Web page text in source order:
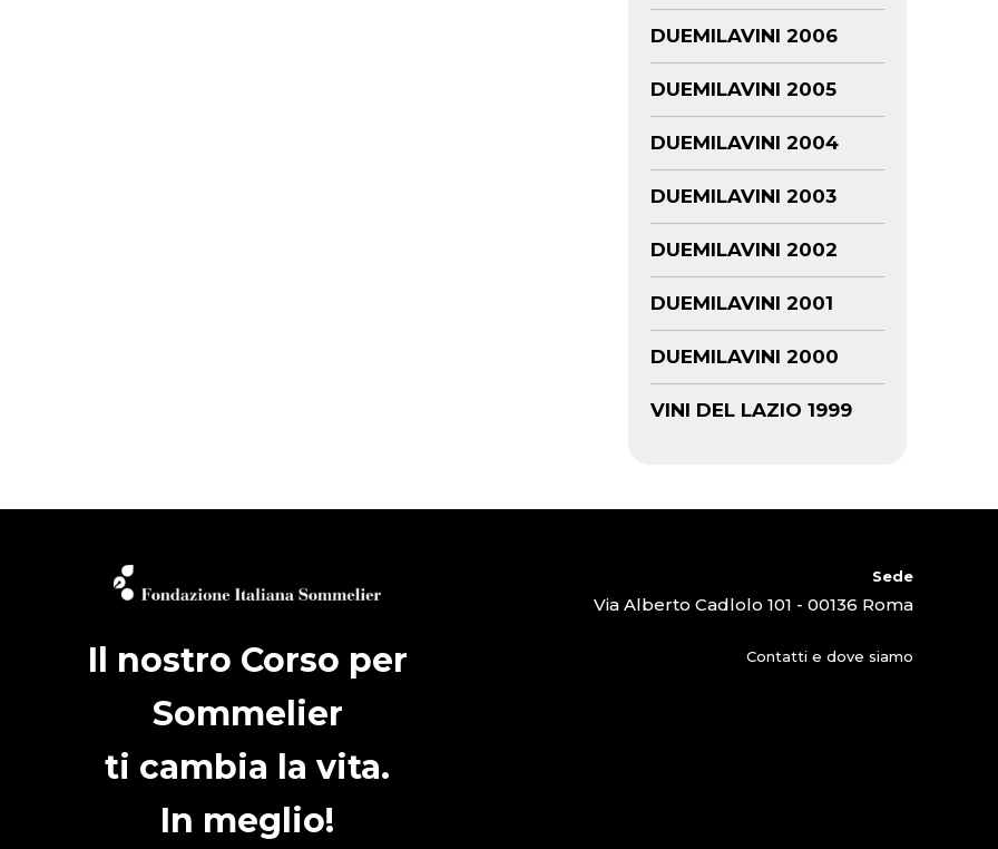
DUEMILAVINI 2006
DUEMILAVINI 2005
DUEMILAVINI 2004
DUEMILAVINI 2003
DUEMILAVINI 2002
DUEMILAVINI 2001
DUEMILAVINI 2000
VINI DEL LAZIO 1999
Il nostro Corso per
Sommelier
ti cambia la vita.
In meglio!
Sede
Via Alberto Cadlolo 101 - 00136 Roma
Contatti e dove siamo